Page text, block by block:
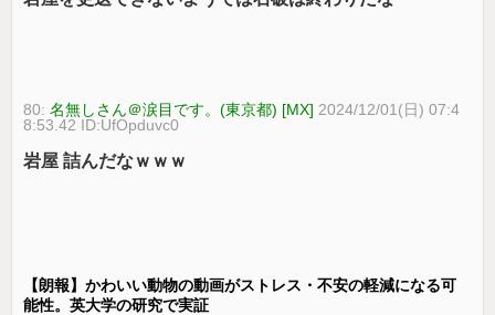
80:名無しさん＠涙目です。(東京都) [MX] 2024/12/01(日) 07:4
8:53.42 ID:UfOpduvc0
岩屋 詰んだなｗｗｗ
【朗報】かわいい動物の動画がストレス・不安の軽減になる可
能性。英大学の研究で実証